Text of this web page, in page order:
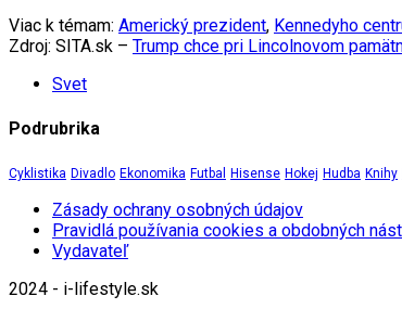
Viac k témam: Americký prezident, Kennedyho
Zdroj: SITA.sk – Trump chce pri Lincolnovom
Svet
Podrubrika
Cyklistika Divadlo Ekonomika Futbal Hisense Hokej Hudba Knihy
Zásady ochrany osobných údajov
Pravidlá používania cookies a obdobných
Vydavateľ
2024 - i-lifestyle.sk